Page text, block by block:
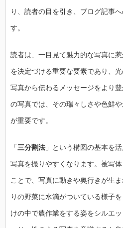
り、読者の目を引き、ブログ記事
す。
読者は、一目見て魅力的な写真に
を決定づける重要な要素であり、
写真から伝わるメッセージをより
の写真では、その瑞々しさや色鮮
が重要です。
「三分割法 」という構図の基本を
写真を撮りやすくなります。被写
ことで、写真に動きや奥行きが生
りの野菜に水滴がついている様子
けの中で農作業をする姿をシルエ